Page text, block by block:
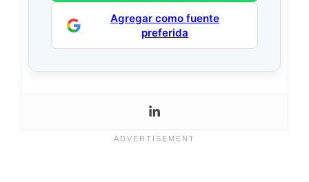
Agregar como fuente
preferida